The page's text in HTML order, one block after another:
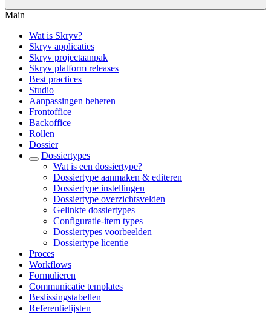
Main
Wat is Skryv?
Skryv applicaties
Skryv projectaanpak
Skryv platform releases
Best practices
Studio
Aanpassingen beheren
Frontoffice
Backoffice
Rollen
Dossier
Dossiertypes
Wat is een dossiertype?
Dossiertype aanmaken & editeren
Dossiertype instellingen
Dossiertype overzichtsvelden
Gelinkte dossiertypes
Configuratie-item types
Dossiertypes voorbeelden
Dossiertype licentie
Proces
Workflows
Formulieren
Communicatie templates
Beslissingstabellen
Referentielijsten